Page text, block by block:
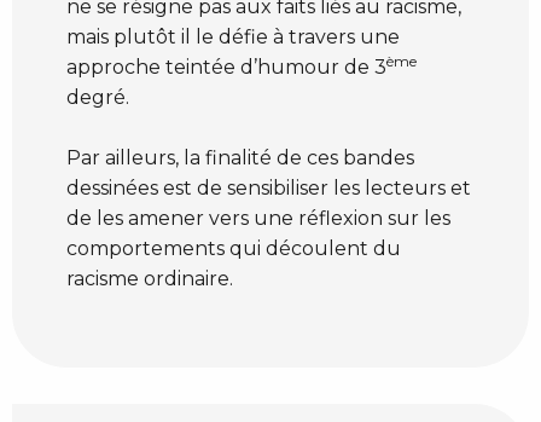
ne se résigne pas aux faits liés au racisme,
mais plutôt il le défie à travers une
approche teintée d’humour de 3ème
degré.
Par ailleurs, la finalité de ces bandes
dessinées est de sensibiliser les lecteurs et
de les amener vers une réflexion sur les
comportements qui découlent du
racisme ordinaire.